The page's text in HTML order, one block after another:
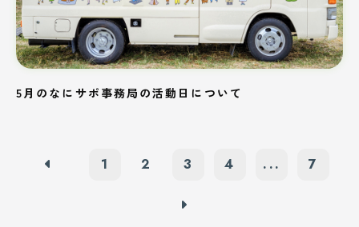
5月のなにサポ事務局の活動日について
1 2 3 4 ... 7